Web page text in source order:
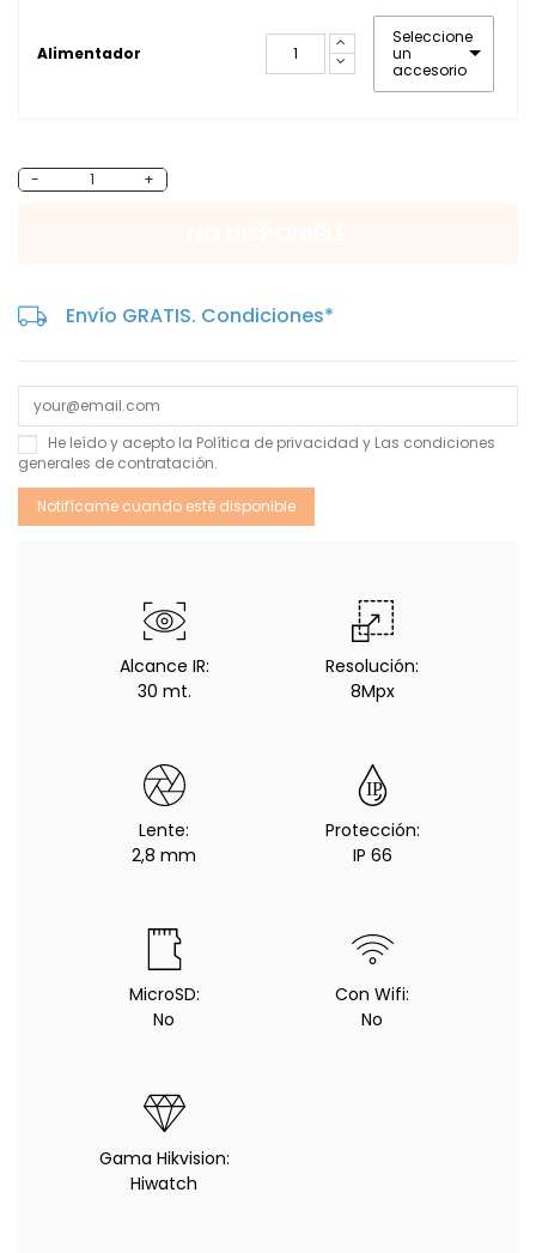
Alimentador
Seleccione
un
accesorio
- +
Envío GRATIS. Condiciones*
He leído y acepto la Política de privacidad y Las condiciones
generales de contratación.
Alcance IR:
30 mt.
Resolución:
8Mpx
Lente:
2,8 mm
Protección:
IP 66
MicroSD:
No
Con Wifi:
No
Gama Hikvision:
Hiwatch